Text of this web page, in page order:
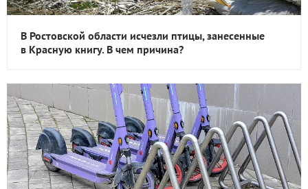
В Ростовской области исчезли птицы, занесенные
в Красную книгу. В чем причина?